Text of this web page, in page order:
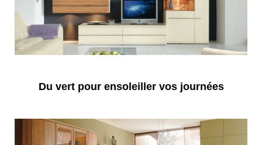
Du vert pour ensoleiller vos journées